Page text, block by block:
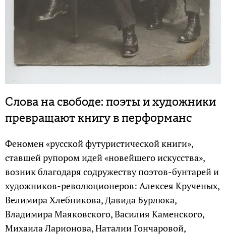
Слова на свободе: поэты и художники
превращают книгу в перформанс
Феномен «русской футуристической книги»,
ставшей рупором идей «новейшего искусства»,
возник благодаря содружеству поэтов-бунтарей и
художников-революционеров: Алексея Крученых,
Велимира Хлебникова, Давида Бурлюка,
Владимира Маяковского, Василия Каменского,
Михаила Ларионова, Наталии Гончаровой,